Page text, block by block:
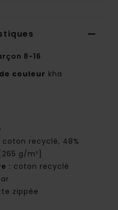
8-16
couleur kha
coton recyclé, 48%
g/m²]
: coton recyclé
zippée